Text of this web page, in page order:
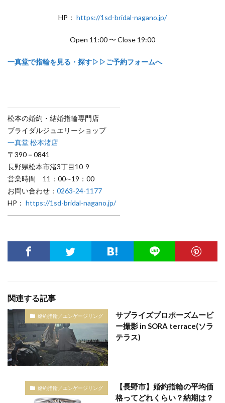
HP： https://1sd-bridal-nagano.jp/
Open 11:00 〜 Close 19:00
一真堂で指輪を見る・探す▷▷ご予約フォームへ
――――――――――――――――
松本の婚約・結婚指輪専門店
ブライダルジュエリーショップ
一真堂 松本渚店
〒390－0841
長野県松本市渚3丁目10-9
営業時間 11：00∼19：00
お問い合わせ： 0263-24-1177
HP： https://1sd-bridal-nagano.jp/
――――――――――――――――
関連する記事
婚約指輪／エンゲージリング
サプライズプロポーズムービ
ー撮影 in SORA terrace(ソラ
テラス)
婚約指輪／エンゲージリング
【長野市】婚約指輪の平均価
格ってどれくらい？納期は？